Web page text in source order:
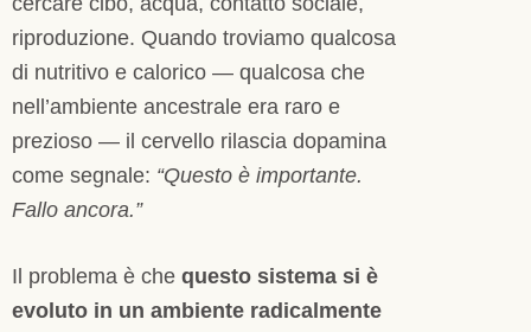
riproduzione. Quando troviamo qualcosa
di nutritivo e calorico — qualcosa che
nell’ambiente ancestrale era raro e
prezioso — il cervello rilascia dopamina
come segnale: “Questo è importante.
Fallo ancora.”
Il problema è che questo sistema si è
evoluto in un ambiente radicalmente